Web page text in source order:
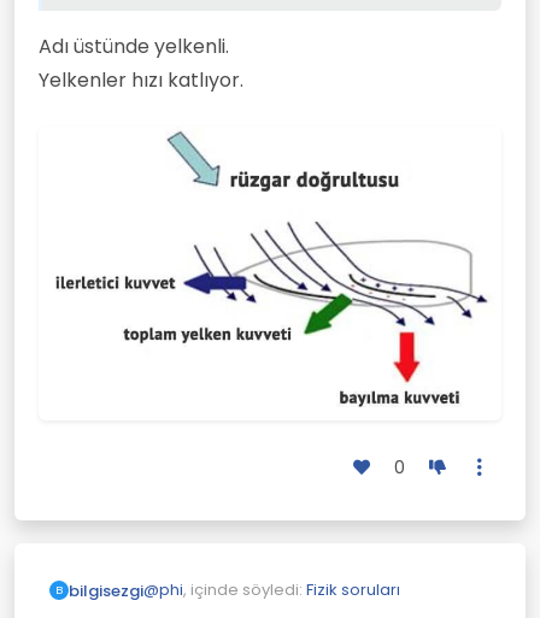
Adı üstünde yelkenli.
Yelkenler hızı katlıyor.
0
B bilgisezgi@phi, içinde söyledi: Fizik soruları